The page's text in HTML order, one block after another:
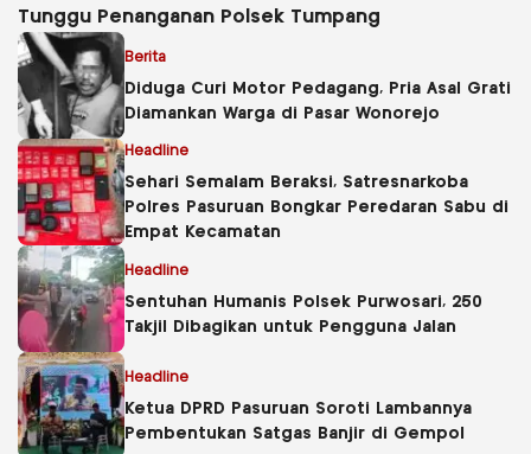
Tunggu Penanganan Polsek Tumpang
Berita
Diduga Curi Motor Pedagang, Pria Asal Grati
Diamankan Warga di Pasar Wonorejo
Headline
Sehari Semalam Beraksi, Satresnarkoba
Polres Pasuruan Bongkar Peredaran Sabu di
Empat Kecamatan
Headline
Sentuhan Humanis Polsek Purwosari, 250
Takjil Dibagikan untuk Pengguna Jalan
Headline
Ketua DPRD Pasuruan Soroti Lambannya
Pembentukan Satgas Banjir di Gempol